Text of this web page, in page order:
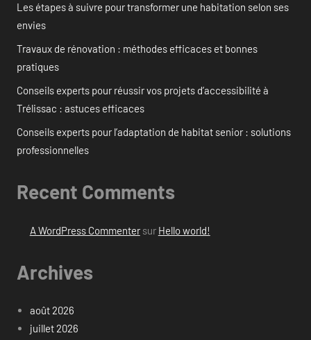
Les étapes à suivre pour transformer une habitation selon ses
envies
Travaux de rénovation : méthodes efficaces et bonnes
pratiques
Conseils experts pour réussir vos projets d’accessibilité à
Trélissac : astuces efficaces
Conseils experts pour l’adaptation de habitat senior : solutions
professionnelles
Recent Comments
A WordPress Commentersur Hello world!
Archives
août 2026
juillet 2026